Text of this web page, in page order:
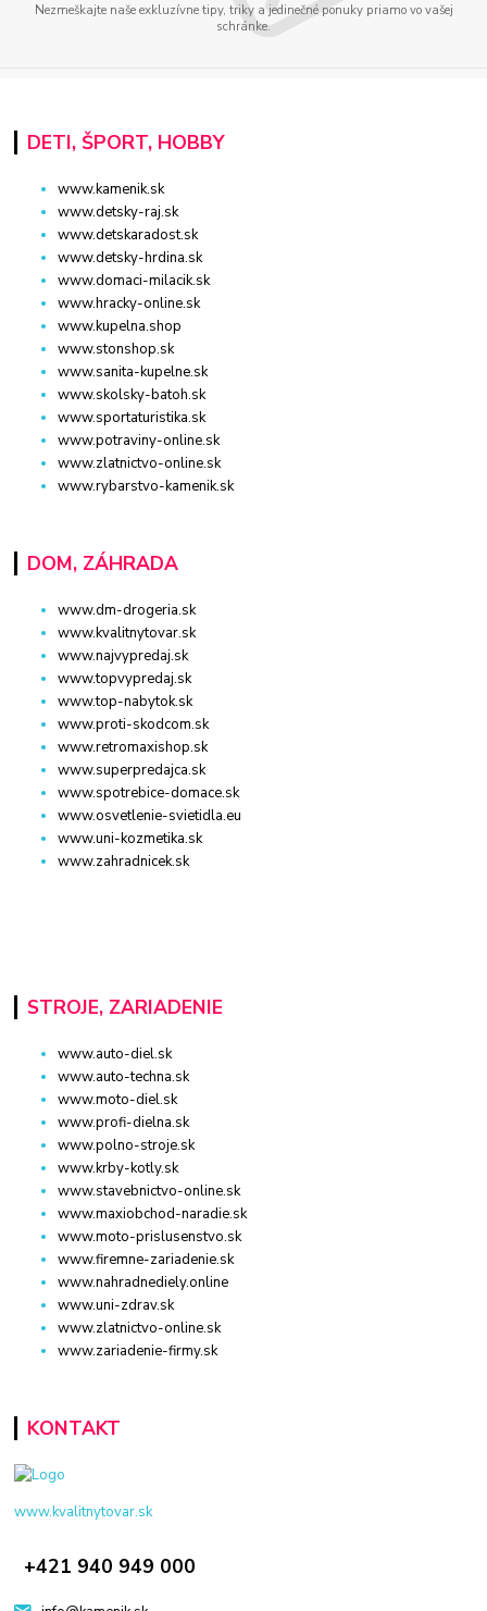
Nezmeškajte naše exkluzívne tipy, triky a jedinečné ponuky priamo vo vašej
schránke.
DETI, ŠPORT, HOBBY
www.kamenik.sk
www.detsky-raj.sk
www.detskaradost.sk
www.detsky-hrdina.sk
www.domaci-milacik.sk
www.hracky-online.sk
www.kupelna.shop
www.stonshop.sk
www.sanita-kupelne.sk
www.skolsky-batoh.sk
www.sportaturistika.sk
www.potraviny-online.sk
www.zlatnictvo-online.sk
www.rybarstvo-kamenik.sk
DOM, ZÁHRADA
www.dm-drogeria.sk
www.kvalitnytovar.sk
www.najvypredaj.sk
www.topvypredaj.sk
www.top-nabytok.sk
www.proti-skodcom.sk
www.retromaxishop.sk
www.superpredajca.sk
www.spotrebice-domace.sk
www.osvetlenie-svietidla.eu
www.uni-kozmetika.sk
www.zahradnicek.sk
STROJE, ZARIADENIE
www.auto-diel.sk
www.auto-techna.sk
www.moto-diel.sk
www.profi-dielna.sk
www.polno-stroje.sk
www.krby-kotly.sk
www.stavebnictvo-online.sk
www.maxiobchod-naradie.sk
www.moto-prislusenstvo.sk
www.firemne-zariadenie.sk
www.nahradnediely.online
www.uni-zdrav.sk
www.zlatnictvo-online.sk
www.zariadenie-firmy.sk
KONTAKT
www.kvalitnytovar.sk
+421 940 949 000